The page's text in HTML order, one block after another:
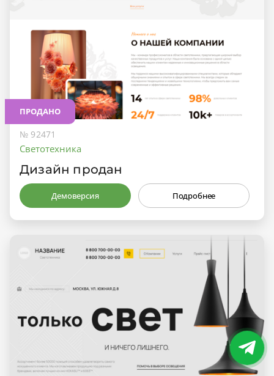
ПРОДАНО
№ 92471
Светотехника
Дизайн продан
Демоверсия Подробнее